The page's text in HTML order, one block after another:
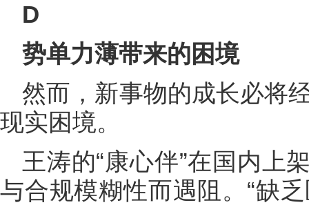
D
势单力薄带来的困境
然而，新事物的成长必将
现实困境。
王涛的“康心伴”在国内上
与合规模糊性而遇阻。“缺